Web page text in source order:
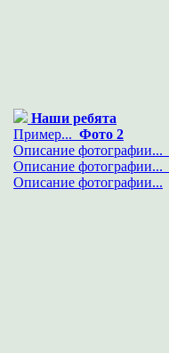
Наши ребята
Пример... Фото 2
Описание фотографии...
Описание фотографии...
Описание фотографии...